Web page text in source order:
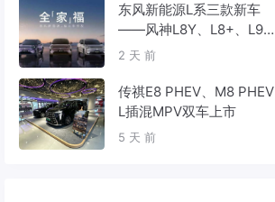
东风新能源L系三款新车
——风神L8Y、L8+、L9
首发亮相，覆盖纯电、插
2 天 前
传祺E8 PHEV、M8 PHEV
L插混MPV双车上市
5 天 前